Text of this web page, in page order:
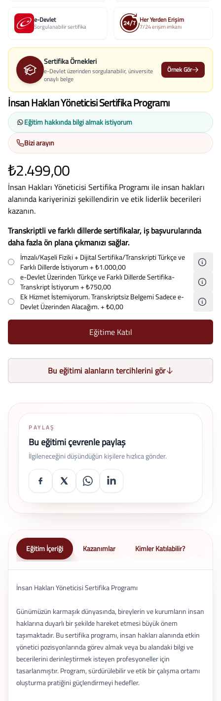
e-Devlet
Sorgulanabilir sertifika
Her Yerden Erişim
7/24 erişim imkanı
Sertifika Örnekleri
e-Devlet üzerinden sorgulanabilir, üniversite
onaylı belge
Örnek Gör
İnsan Hakları Yöneticisi Sertifika Programı
Eğitim hakkında bilgi almak istiyorum
Bizi arayın
₺2.499,00
İnsan Hakları Yöneticisi Sertifika Programı ile insan hakları
alanında kariyerinizi şekillendirin ve etik liderlik becerileri
kazanın.
Transkriptli ve farklı dillerde sertifikalar, iş başvurularında
daha fazla ön plana çıkmanızı sağlar.
İmzalı/Kaşeli Fiziki + Dijital Sertifika/Transkripti Türkçe ve
Farklı Dillerde İstiyorum+ ₺1.000,00
e-Devlet Üzerinden Türkçe ve Farklı Dillerde Sertifika-
Transkript İstiyorum+ ₺750,00
Ek Hizmet İstemiyorum. Transkriptsiz Belgemi Sadece e-
Devlet Üzerinden Alacağım.+ ₺0,00
Eğitime Katıl
Bu eğitimi alanların tercihlerini gör
PAYLAŞ
Bu eğitimi çevrenle paylaş
İlgileneceğini düşündüğün kişilere hızlıca gönder.
Eğitim İçeriği Kazanımlar Kimler Katılabilir?
İnsan Hakları Yöneticisi Sertifika Programı
Günümüzün karmaşık dünyasında, bireylerin ve kurumların insan
haklarına duyarlı bir şekilde hareket etmesi büyük önem
taşımaktadır. Bu sertifika programı, insan hakları alanında etkin
yönetici pozisyonlarında görev almak veya bu alandaki bilgi ve
becerilerini derinleştirmek isteyen profesyoneller için
tasarlanmıştır. Program, sürdürülebilir ve etik bir çalışma ortamı
oluşturma pratiğini güçlendirmeyi hedefler.